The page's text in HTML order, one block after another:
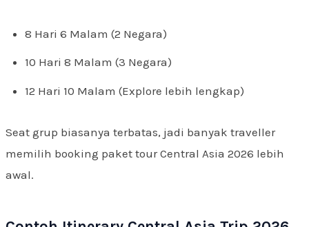
8 Hari 6 Malam (2 Negara)
10 Hari 8 Malam (3 Negara)
12 Hari 10 Malam (Explore lebih lengkap)
Seat grup biasanya terbatas, jadi banyak traveller
memilih booking paket tour Central Asia 2026 lebih
awal.